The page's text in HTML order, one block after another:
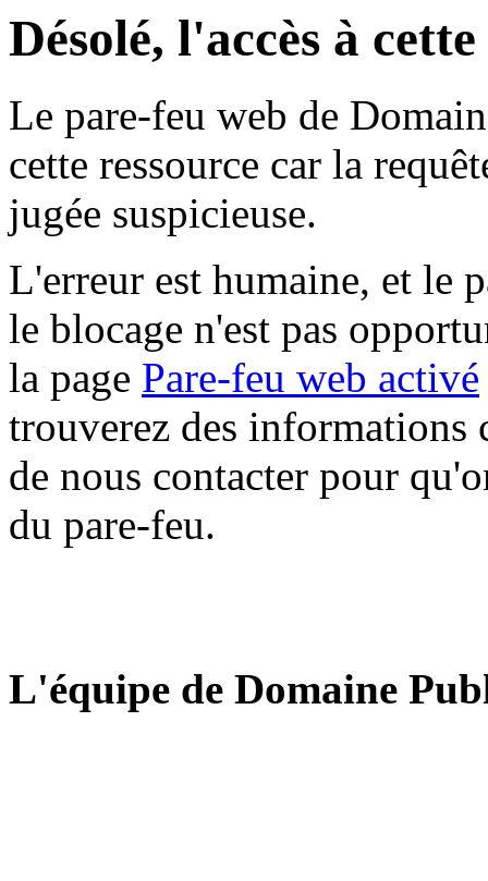
Désolé, l'accès à
Le pare-feu web de
cette ressource car la
jugée suspicieuse.
L'erreur est humaine, et le
le blocage n'est pas
la page Pare-feu web activé
trouverez des informations
de nous contacter pour
du pare-feu.
L'équipe de Domaine